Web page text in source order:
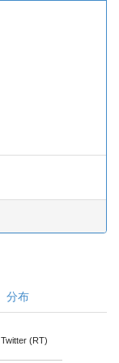
分布
Twitter (RT)